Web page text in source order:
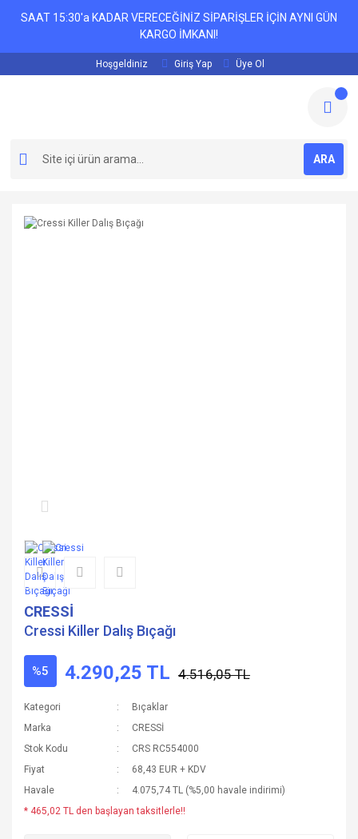
SAAT 15:30'a KADAR VERECEĞİNİZ SİPARİŞLER İÇİN AYNI GÜN
KARGO İMKANI!
Hoşgeldiniz Giriş Yap Üye Ol
ARA
CRESSİ
Cressi Killer Dalış Bıçağı
%5 4.290,25 TL 4.516,05 TL
Kategori
Bıçaklar
Marka
CRESSİ
Stok Kodu
CRS RC554000
Fiyat
68,43 EUR + KDV
Havale
4.075,74 TL (%5,00 havale indirimi)
* 465,02 TL den başlayan taksitlerle!!